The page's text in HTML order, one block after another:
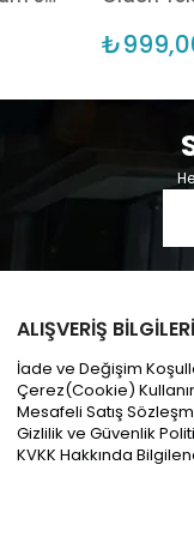
ALIŞVERİŞ BİLGİLERİ
İade ve Değişim
Çerez(Cookie)
Mesafeli Satış
Gizlilik ve Güvenlik
KVKK Hakkında